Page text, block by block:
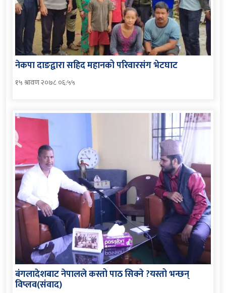
नेकपा दाङद्वारा सहिद महानको परिवारसंग भेटघाट
१५ श्रावण २०७८ ०६:५५
बंगलादेशबाट नेपालले कस्तो पाठ सिक्ने ?यस्तो भन्छन्
विप्लव(संवाद)